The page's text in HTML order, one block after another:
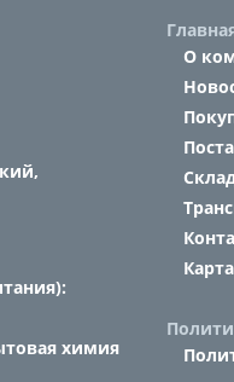
химия
О